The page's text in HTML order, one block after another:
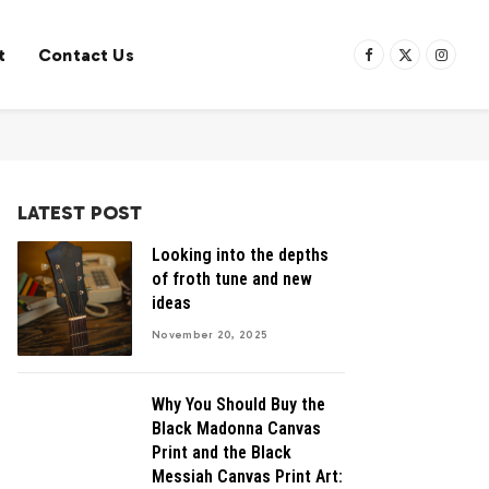
Contact Us Facebook
X
LATEST POST
Looking into the depths
of froth tune and new
ideas
November 20, 2025
Why You Should Buy the
Black Madonna Canvas
Print and the Black
Messiah Canvas Print Art: